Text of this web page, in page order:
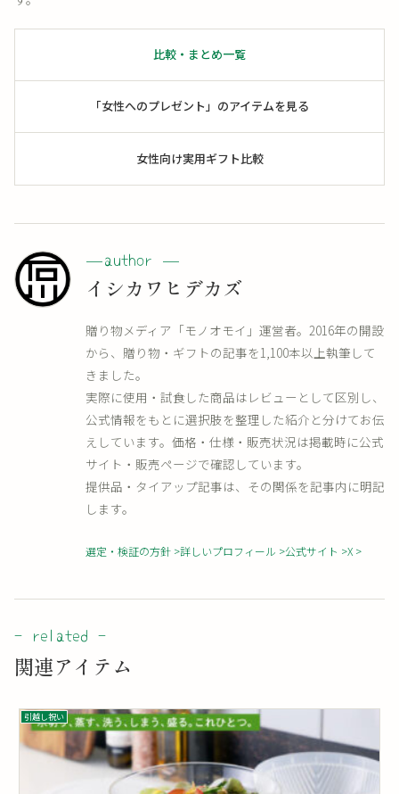
比較・まとめ一覧
「女性へのプレゼント」のアイテムを見る
女性向け実用ギフト比較
イシカワヒデカズ
贈り物メディア「モノオモイ」運営者。2016年の開設
から、贈り物・ギフトの記事を1,100本以上執筆して
きました。
実際に使用・試食した商品はレビューとして区別し、
公式情報をもとに選択肢を整理した紹介と分けてお伝
えしています。価格・仕様・販売状況は掲載時に公式
サイト・販売ページで確認しています。
提供品・タイアップ記事は、その関係を記事内に明記
します。
選定・検証の方針 詳しいプロフィール 公式サイト X
関連アイテム
引越し祝い